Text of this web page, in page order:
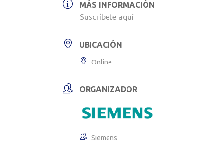
MÁS INFORMACIÓN
Suscríbete aquí
UBICACIÓN
Online
ORGANIZADOR
Siemens